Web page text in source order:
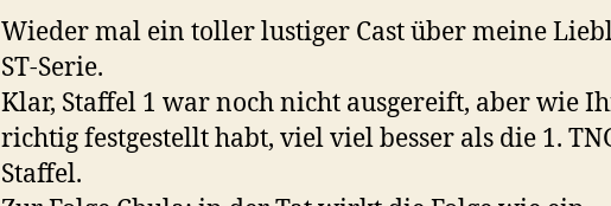
Wieder mal ein toller lustiger Cast über meine
ST-Serie.
Klar, Staffel 1 war noch nicht ausgereift, aber wie
richtig festgestellt habt, viel viel besser als die 1.
Staffel.